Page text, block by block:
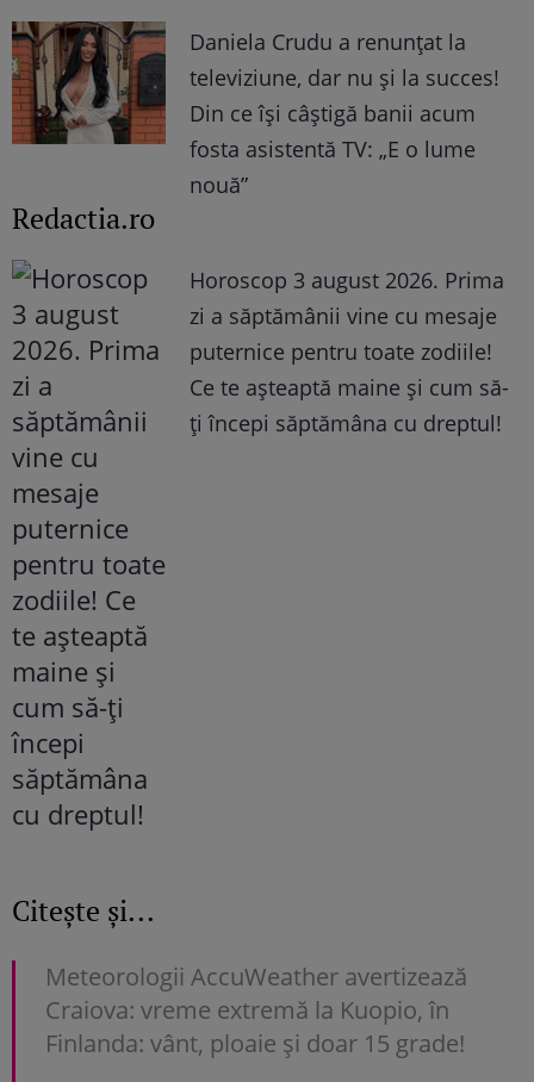
Daniela Crudu a renunțat la
televiziune, dar nu și la succes!
Din ce își câștigă banii acum
fosta asistentă TV: „E o lume
nouă”
Redactia.ro
Horoscop 3 august 2026. Prima
zi a săptămânii vine cu mesaje
puternice pentru toate zodiile!
Ce te așteaptă maine și cum să-
ți începi săptămâna cu dreptul!
Citește și...
Meteorologii AccuWeather avertizează
Craiova: vreme extremă la Kuopio, în
Finlanda: vânt, ploaie și doar 15 grade!